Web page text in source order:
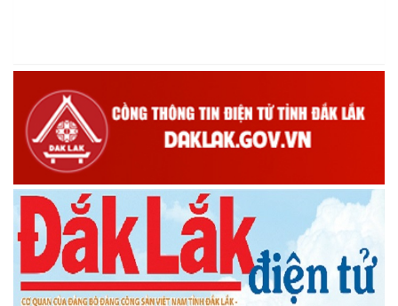
Chương trình đối thoại giữa lãnh đạo UBND xã với thanh niên,
thiếu nhi trên địa bàn xã năm 2026
(14/05/2026)
Chương trình kỷ niệm 85 năm ngày thành lập Đội TNTP Hồ Chí
Minh (15/05/1941 – 15/05/2026) và kỷ niệm 136 năm ngày
sinh Chủ tịch Hồ Chí Minh (19/05/1890 – 19/05/2026).
(14/05/2026)